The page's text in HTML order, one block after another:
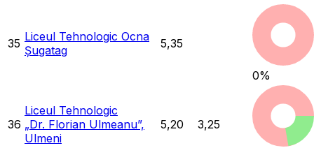
35 Liceul Tehnologic Ocna
Șugatag
5,35
0%
36
Liceul Tehnologic
„Dr. Florian Ulmeanu”,
Ulmeni
5,20 3,25